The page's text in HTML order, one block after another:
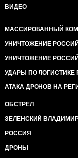
ВИДЕО
МАССИРОВАННЫЙ
УНИЧТОЖЕНИЕ
УНИЧТОЖЕНИЕ
УДАРЫ ПО ЛОГИСТИКЕ
АТАКА ДРОНОВ НА
ОБСТРЕЛ
ЗЕЛЕНСКИЙ ВЛАДИМИР
РОССИЯ
ДРОНЫ